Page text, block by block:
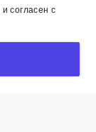
и согласен с